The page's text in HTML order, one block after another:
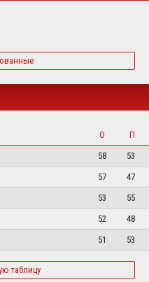
О
П
58
53
57
47
53
55
52
48
51 53
таблицу